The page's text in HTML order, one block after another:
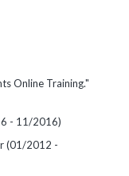
Online Training."
- 11/2016)
(01/2012 -